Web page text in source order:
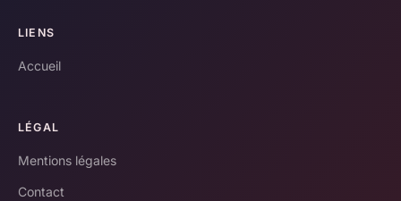
LIENS
Accueil
LÉGAL
Mentions légales
Contact